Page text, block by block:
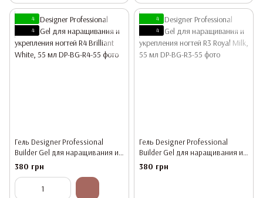
4
4
Гель Designer Professional
Builder Gel для наращивания и
укрепления ногтей R4 Brilliant
White, 55 мл
380 грн
4
4
Гель Designer Professional
Builder Gel для наращивания и
укрепления ногтей R3 Royal
Milk, 55 мл
380 грн